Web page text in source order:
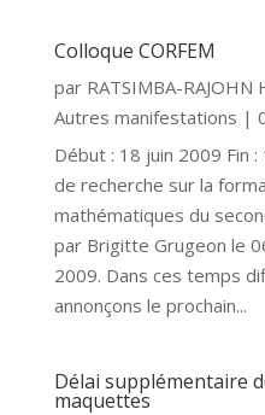
Colloque CORFEM
par RATSIMBA-RAJOHN
Autres manifestations |
Début : 18 juin 2009 Fin
de recherche sur la
mathématiques du
par Brigitte Grugeon le
2009. Dans ces temps
annonçons le prochain...
Délai supplémentaire
maquettes